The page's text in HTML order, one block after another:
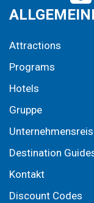
Attractions
Programs
Hotels
Gruppe
Destination
Kontakt
Discount Codes